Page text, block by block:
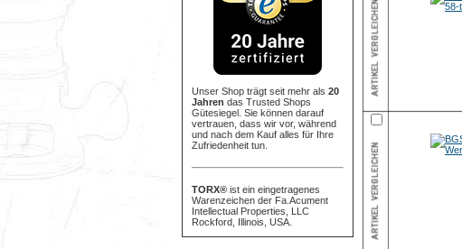
Unser Shop trägt seit mehr als 20
Jahren das Trusted Shops
Gütesiegel. Sie können darauf
vertrauen, dass wir vor, während
und nach dem Kauf alles für Ihre
Zufriedenheit tun.
TORX® ist ein eingetragenes
Warenzeichen der Fa.Acument
Intellectual Properties, LLC
Rockford, Illinois, USA.